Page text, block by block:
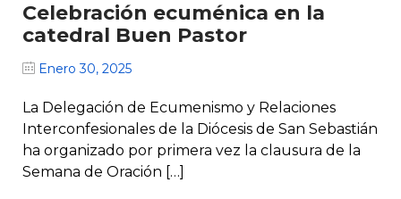
Celebración ecuménica en la
catedral Buen Pastor
Enero 30, 2025
La Delegación de Ecumenismo y Relaciones
Interconfesionales de la Diócesis de San Sebastián
ha organizado por primera vez la clausura de la
Semana de Oración […]